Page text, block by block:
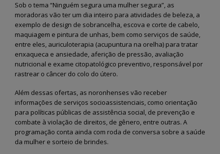
Sob o tema “Ninguém segura uma mulher segura”, as
moradoras vão ter um dia inteiro para atividades de beleza, a
exemplo de design de sobrancelha, escova e corte de cabelo,
maquiagem e pintura de unhas, bem como serviços de saúde,
entre eles, auriculoterapia (acupuntura na orelha) para tratar
enxaqueca e ansiedade, aferição de pressão, avaliação
nutricional e exame citopatológico preventivo, responsável por
rastrear o câncer do colo do útero.
Além dessas ofertas, as noronhenses vão receber
informações de serviços socioassistenciais, como orientação
para políticas públicas de assistência social, de prevenção e
combate à violação de direitos, de gênero, entre outras. A
programação conta ainda com roda de conversa sobre a saúde
da mulher e sorteio de brindes.
Fernando de Noronha vai
dar início ao programa
“Noronha na Palma da
Mão”, um sistema digital moderno
para o recadastramento dos
moradores
3 de julho de 2026
Semana do Meio
2026 mobiliza
em Fernando de
com ações de sustentabilidade
educação ambiental
28 de maio de 2026